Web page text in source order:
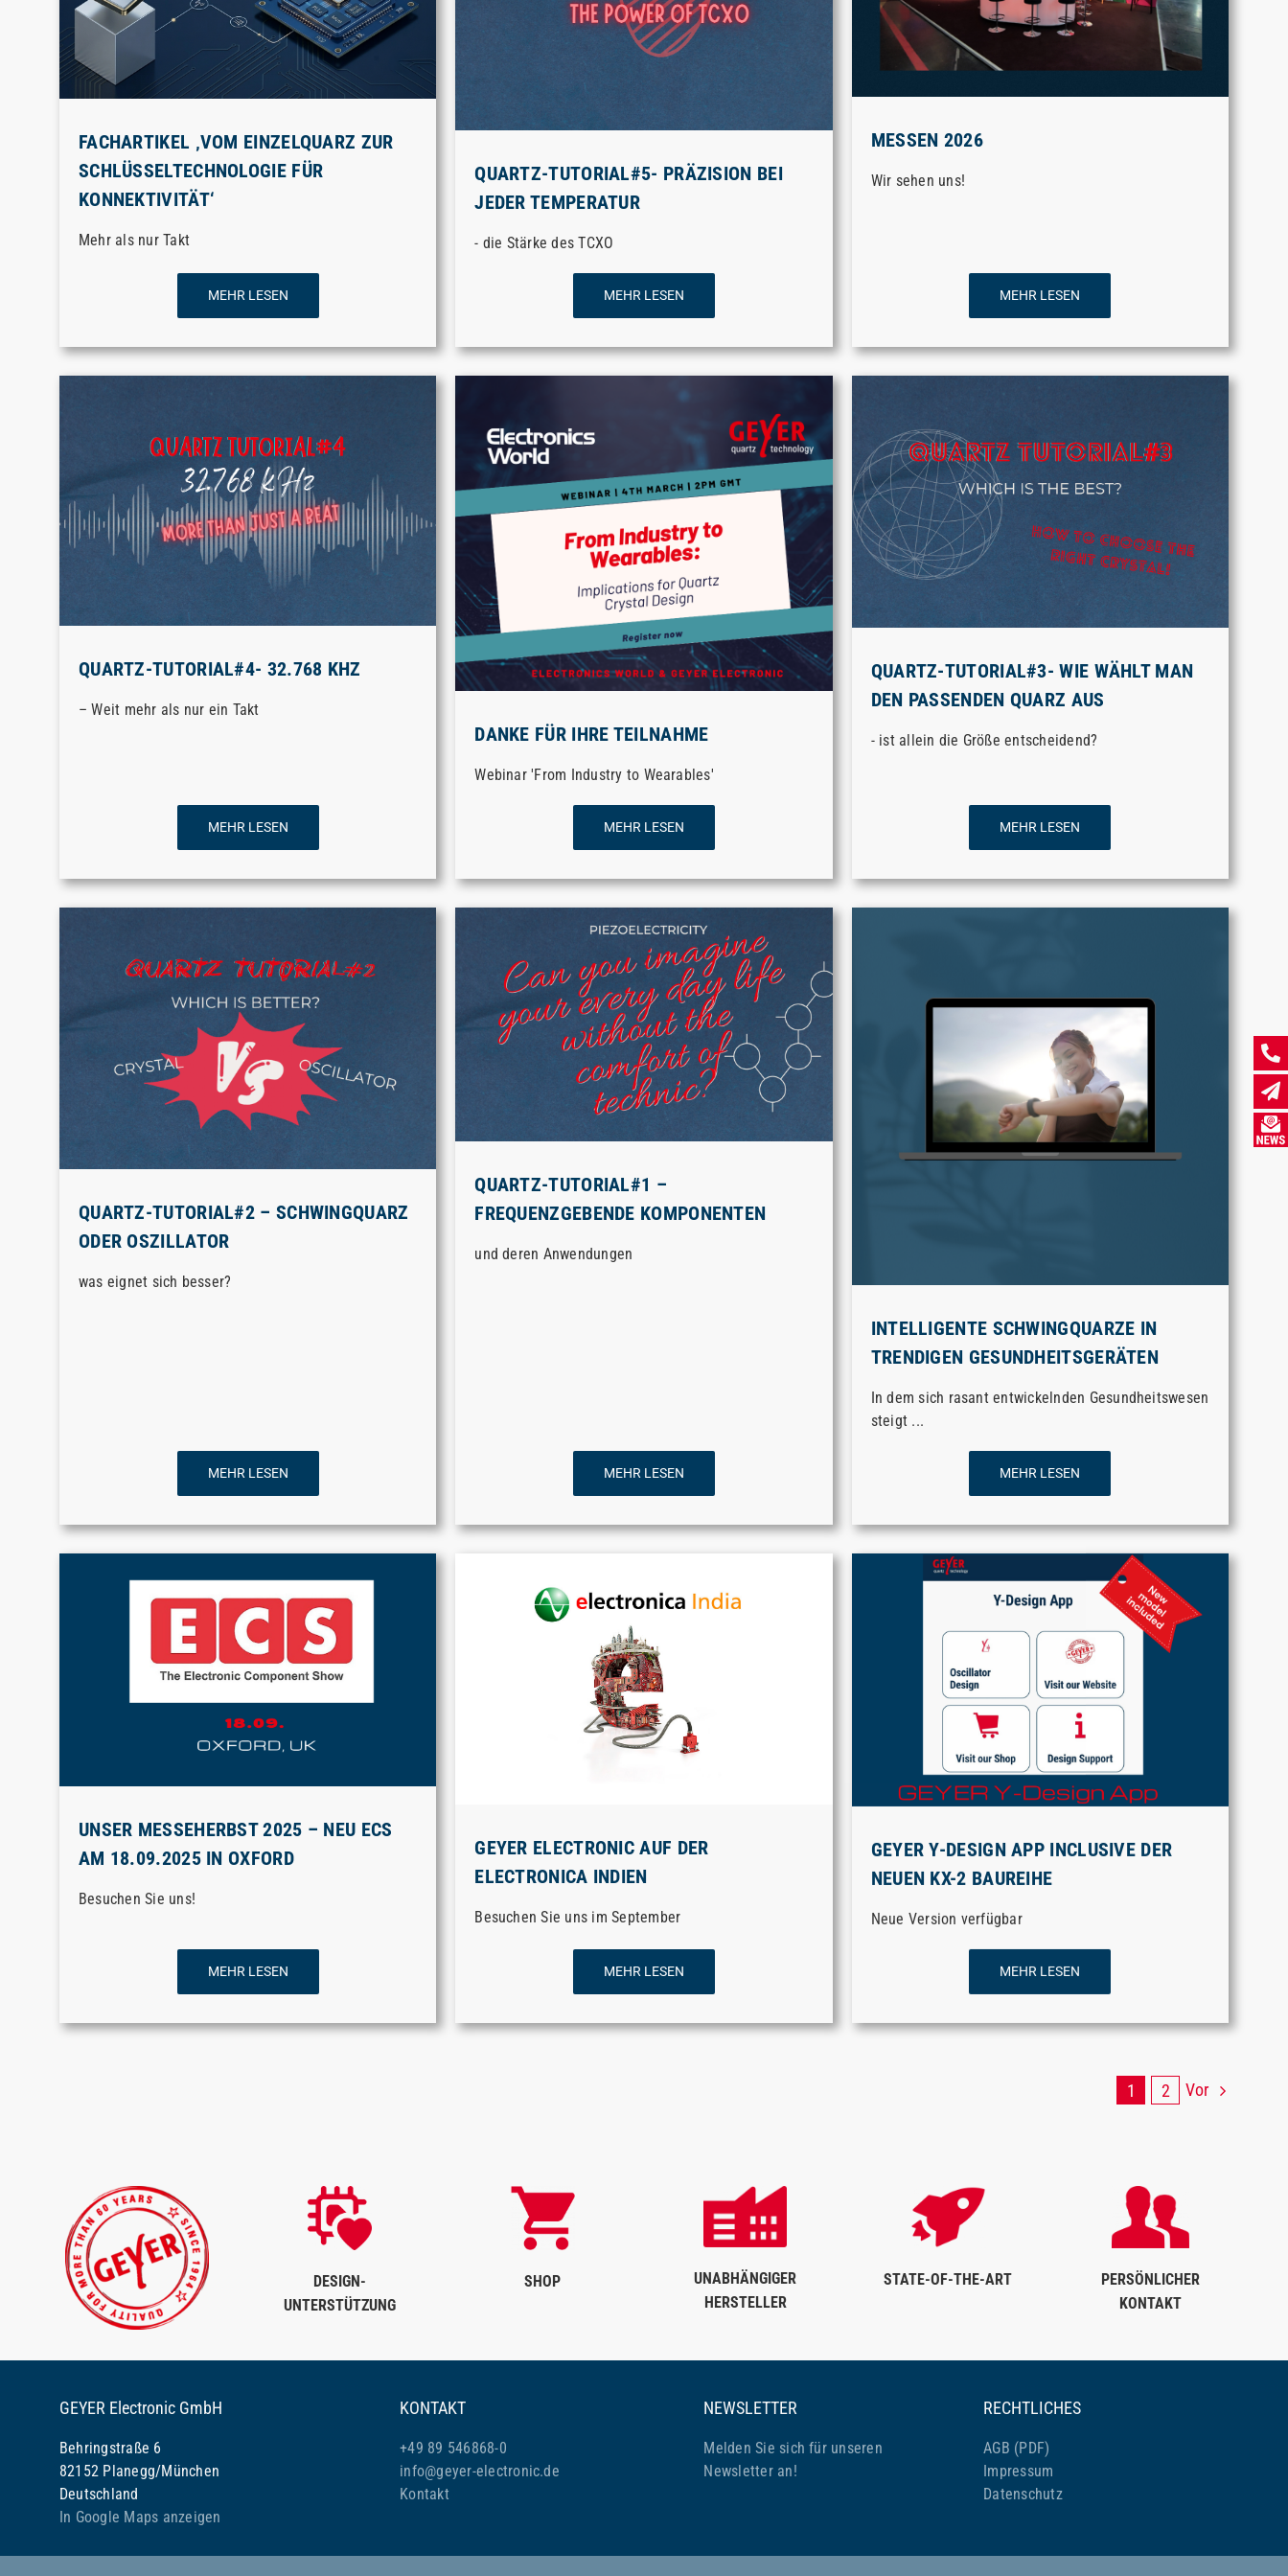
FACHARTIKEL ‚VOM EINZELQUARZ ZUR
SCHLÜSSELTECHNOLOGIE FÜR
KONNEKTIVITÄT‘
Mehr als nur Takt
MEHR LESEN
QUARTZ-TUTORIAL#5- PRÄZISION BEI
JEDER TEMPERATUR
- die Stärke des TCXO
MEHR LESEN
MESSEN 2026
Wir sehen uns!
MEHR LESEN
QUARTZ-TUTORIAL#4- 32.768 KHZ
– Weit mehr als nur ein Takt
MEHR LESEN
DANKE FÜR IHRE TEILNAHME
Webinar 'From Industry to Wearables'
MEHR LESEN
QUARTZ-TUTORIAL#3- WIE WÄHLT MAN
DEN PASSENDEN QUARZ AUS
- ist allein die Größe entscheidend?
MEHR LESEN
QUARTZ-TUTORIAL#2 – SCHWINGQUARZ
ODER OSZILLATOR
was eignet sich besser?
MEHR LESEN
QUARTZ-TUTORIAL#1 –
FREQUENZGEBENDE KOMPONENTEN
und deren Anwendungen
MEHR LESEN
INTELLIGENTE SCHWINGQUARZE IN
TRENDIGEN GESUNDHEITSGERÄTEN
In dem sich rasant entwickelnden Gesundheitswesen
steigt ...
MEHR LESEN
UNSER MESSEHERBST 2025 – NEU ECS
AM 18.09.2025 IN OXFORD
Besuchen Sie uns!
MEHR LESEN
GEYER ELECTRONIC AUF DER
ELECTRONICA INDIEN
Besuchen Sie uns im September
MEHR LESEN
GEYER Y-DESIGN APP INCLUSIVE DER
NEUEN KX-2 BAUREIHE
Neue Version verfügbar
MEHR LESEN
1 2 Vor
DESIGN-
UNTERSTÜTZUNG
SHOP
UNABHÄNGIGER
HERSTELLER
STATE-OF-THE-ART
PERSÖNLICHER
KONTAKT
GEYER Electronic GmbH
Behringstraße 6
82152 Planegg/München
Deutschland
In Google Maps anzeigen
KONTAKT
+49 89 546868-0
info@geyer-electronic.de
Kontakt
NEWSLETTER
Melden Sie sich für unseren
Newsletter an!
RECHTLICHES
AGB (PDF)
Impressum
Datenschutz